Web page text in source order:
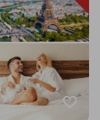
favorite_border